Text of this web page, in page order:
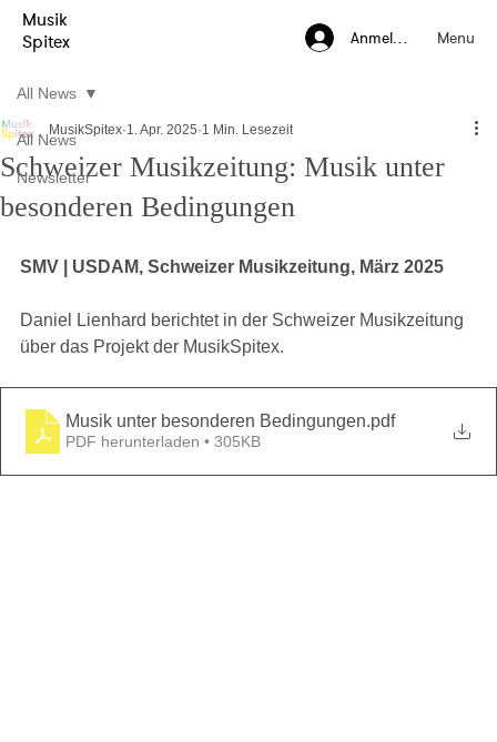
Anmelden Menu
Musik
Spitex
All News
Newsletter
All News
Schweizer Musikzeitung: Musik unter
besonderen Bedingungen
MusikSpitex 1. Apr. 2025 1 Min. Lesezeit
SMV | USDAM, Schweizer Musikzeitung, März 2025
Daniel Lienhard berichtet in der Schweizer Musikzeitung
über das Projekt der MusikSpitex.
Musik unter besonderen Bedingungen.pdf
PDF herunterladen • 305KB